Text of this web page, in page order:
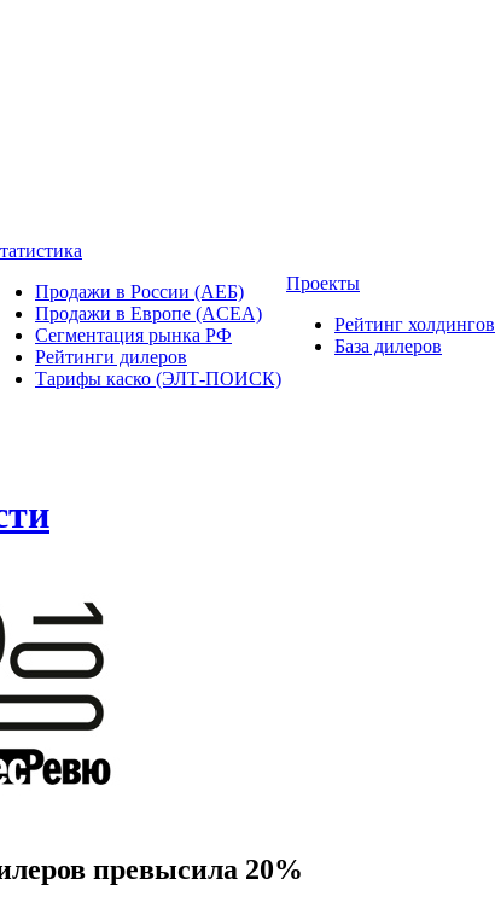
Продажи в России (АЕБ)
Продажи в Европе (ACEA)
Сегментация рынка РФ
Рейтинги дилеров
Тарифы каско (ЭЛТ-ПОИСК)
Проекты
Рейтинг холдингов
База дилеров
превысила 20%